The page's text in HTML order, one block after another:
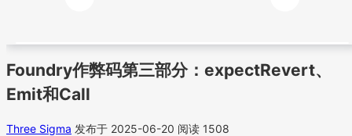
Foundry作弊码第三部分：expectRevert、
Emit和Call
Three Sigma 发布于 2025-06-20 阅读 1508